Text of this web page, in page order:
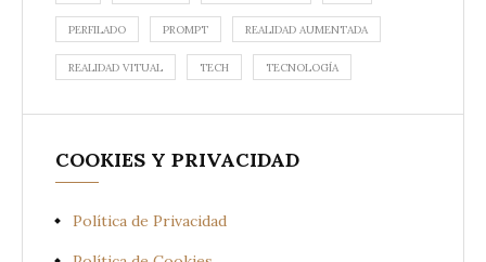
PERFILADO PROMPT REALIDAD AUMENTADA
REALIDAD VITUAL TECH TECNOLOGÍA
COOKIES Y PRIVACIDAD
Política de Privacidad